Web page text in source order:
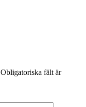
Obligatoriska fält är